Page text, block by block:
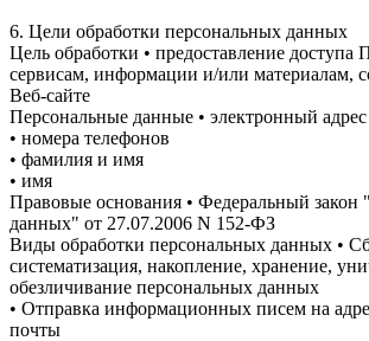
6. Цели обработки персональных данных
Цель обработки • предоставление доступа
сервисам, информации и/или материалам,
Веб-сайте
Персональные данные • электронный адрес
• номера телефонов
• фамилия и имя
• имя
Правовые основания • Федеральный
данных" от 27.07.2006 N 152-ФЗ
Виды обработки персональных данных •
систематизация, накопление, хранение,
обезличивание персональных данных
• Отправка информационных писем на
почты